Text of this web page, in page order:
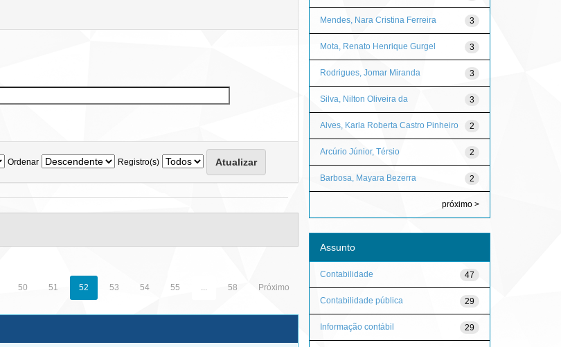
Ordenar Registro(s)
50 51 52 53 54 55 ... 58 Próximo
3
Mendes, Nara Cristina Ferreira
3
Mota, Renato Henrique Gurgel
3
Rodrigues, Jomar Miranda
3
Silva, Nilton Oliveira da
2
Alves, Karla Roberta Castro Pinheiro
2
Arcúrio Júnior, Térsio
2
Barbosa, Mayara Bezerra
próximo >
Assunto
47
Contabilidade
29
Contabilidade pública
29
Informação contábil